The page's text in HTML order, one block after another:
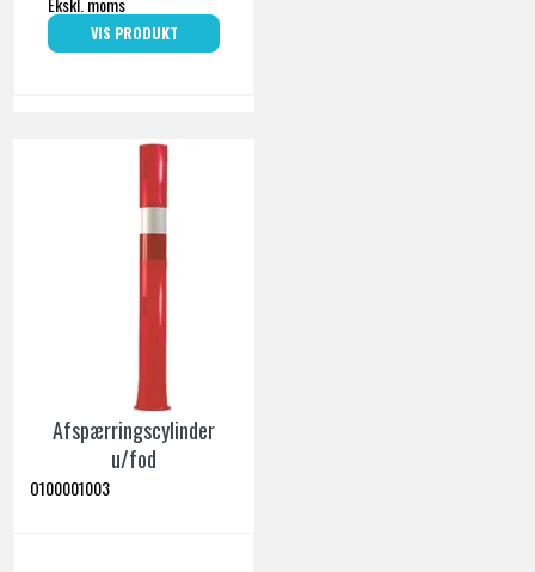
VIS PRODUKT
Afspærringscylinder
u/fod
O100001003